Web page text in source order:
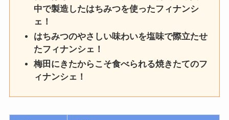
中で製造したはちみつを使ったフィナンシ
ェ！
はちみつのやさしい味わいを塩味で際立たせ
たフィナンシェ！
梅田にきたからこそ食べられる焼きたてのフ
ィナンシェ！